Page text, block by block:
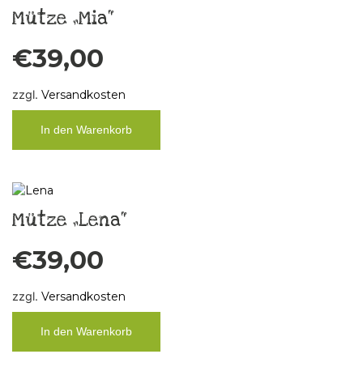
Mütze „Mia“
€39,00
zzgl. Versandkosten
In den Warenkorb
Mütze „Lena“
€39,00
zzgl. Versandkosten
In den Warenkorb